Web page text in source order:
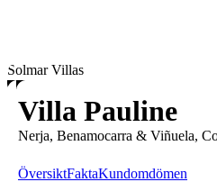
Solmar Villas
Villa Pauline
Nerja, Benamocarra & Viñuela,
ÖversiktFaktaKundomdömen